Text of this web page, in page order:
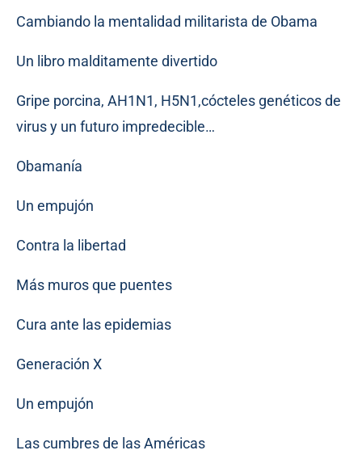
Cambiando la mentalidad militarista de Obama
Un libro malditamente divertido
Gripe porcina, AH1N1, H5N1,cócteles genéticos de
virus y un futuro impredecible…
Obamanía
Un empujón
Contra la libertad
Más muros que puentes
Cura ante las epidemias
Generación X
Un empujón
Las cumbres de las Américas